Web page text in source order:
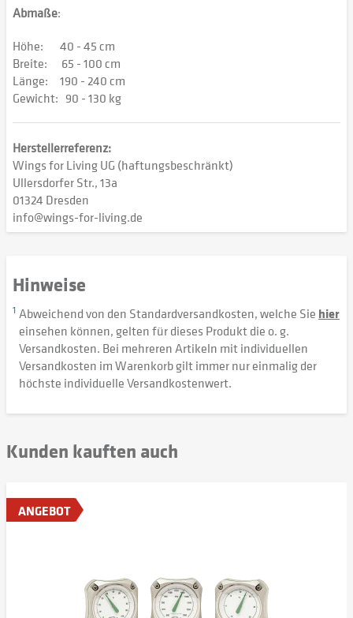
Abmaße:
Höhe: 40 - 45 cm
Breite: 65 - 100 cm
Länge: 190 - 240 cm
Gewicht: 90 - 130 kg
Herstellerreferenz:
Wings for Living UG (haftungsbeschränkt)
Ullersdorfer Str., 13a
01324 Dresden
info@wings-for-living.de
Hinweise
1 Abweichend von den Standardversandkosten, welche Sie hier
einsehen können, gelten für dieses Produkt die o. g.
Versandkosten. Bei mehreren Artikeln mit individuellen
Versandkosten im Warenkorb gilt immer nur einmalig der
höchste individuelle Versandkostenwert.
Kunden kauften auch
ANGEBOT